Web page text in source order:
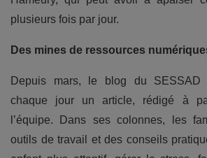
plusieurs fois par jour.
Des mines de ressources
Depuis mars, le blog du SESSAD
chaque jour un article, rédigé à
l’équipe. Dans ses colonnes, les
outils de travail et des conseils